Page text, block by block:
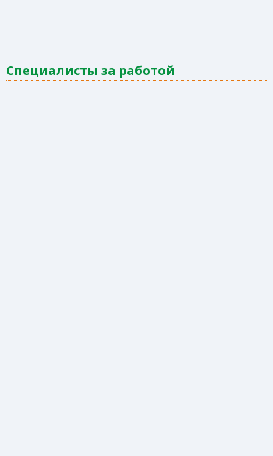
Специалисты за работой